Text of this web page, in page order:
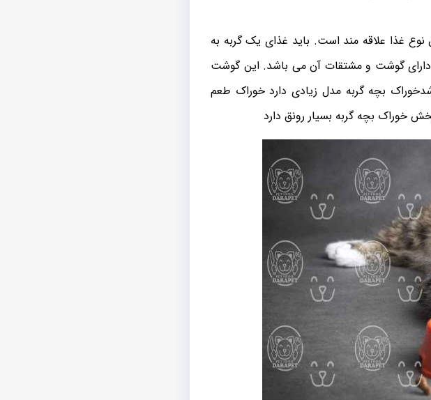
نوع غذا علاقه مند است. باید غذای یک گربه به
گوشت و مشتقات آن می باشد. این گوشت
بچه گربه مدل زیادی دارد خوراک طعم
خوراک بچه گربه بسیار رونق دارد